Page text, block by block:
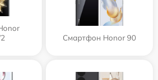
Смартфон Honor 90